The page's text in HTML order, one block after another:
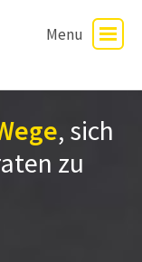
Menu
, sich
zu